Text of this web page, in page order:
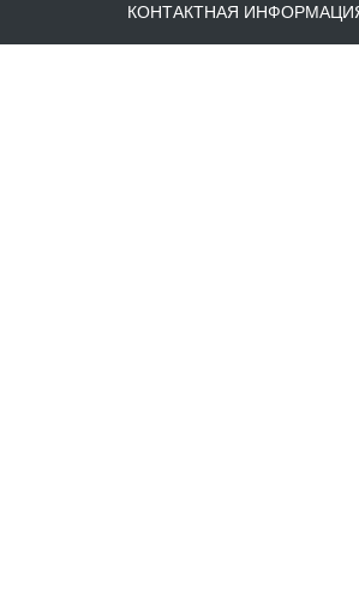
КОНТАКТНАЯ